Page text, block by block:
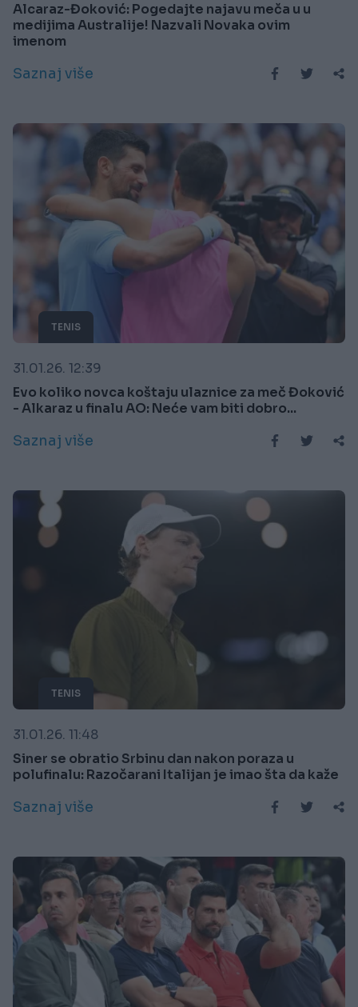
Alcaraz-Đoković: Pogedajte najavu meča u u
medijima Australije! Nazvali Novaka ovim
imenom
Saznaj više
TENIS
31.01.26. 12:39
Evo koliko novca koštaju ulaznice za meč Đoković
- Alkaraz u finalu AO: Neće vam biti dobro...
Saznaj više
TENIS
31.01.26. 11:48
Siner se obratio Srbinu dan nakon poraza u
polufinalu: Razočarani Italijan je imao šta da kaže
Saznaj više